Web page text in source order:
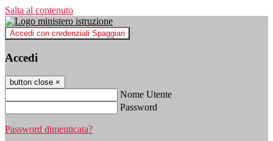
Salta al contenuto
Accedi con credenziali Spaggiari
Accedi
button close ×
Nome Utente
Password
Password dimenticata?